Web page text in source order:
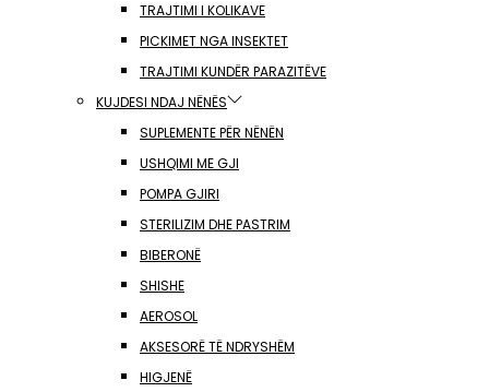
TRAJTIMI I KOLIKAVE
PICKIMET NGA INSEKTET
TRAJTIMI KUNDËR PARAZITËVE
KUJDESI NDAJ NËNËS
SUPLEMENTE PËR NËNËN
USHQIMI ME GJI
POMPA GJIRI
STERILIZIM DHE PASTRIM
BIBERONË
SHISHE
AEROSOL
AKSESORË TË NDRYSHËM
HIGJENË